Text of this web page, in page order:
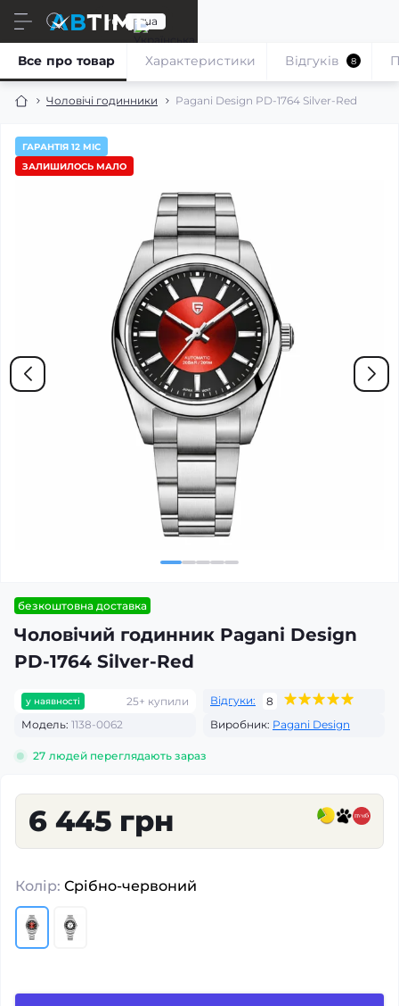
ru ua
Чоловічі годинники Pagani Design PD-1764 Silver-Red
Все про товар Характеристики Відгуків 8
ГАРАНТІЯ 12 МІС
ЗАЛИШИЛОСЬ МАЛО
безкоштовна доставка
Чоловічий годинник Pagani Design
PD-1764 Silver-Red
у наявності 25+ купили Відгуки:
8
Модель: 1138-0062 Виробник: Pagani Design
27 людей переглядають зараз
6 445 грн
Колір: Срібно-червоний